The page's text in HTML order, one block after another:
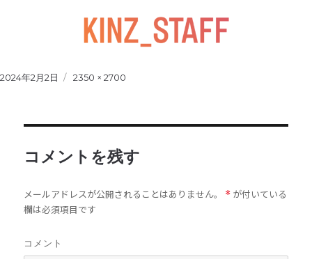
Posted
2024年2月2日
Full
2350 × 2700
コメントを残す
メールアドレスが公開されることはありません。 * が付いている
欄は必須項目です
コメント